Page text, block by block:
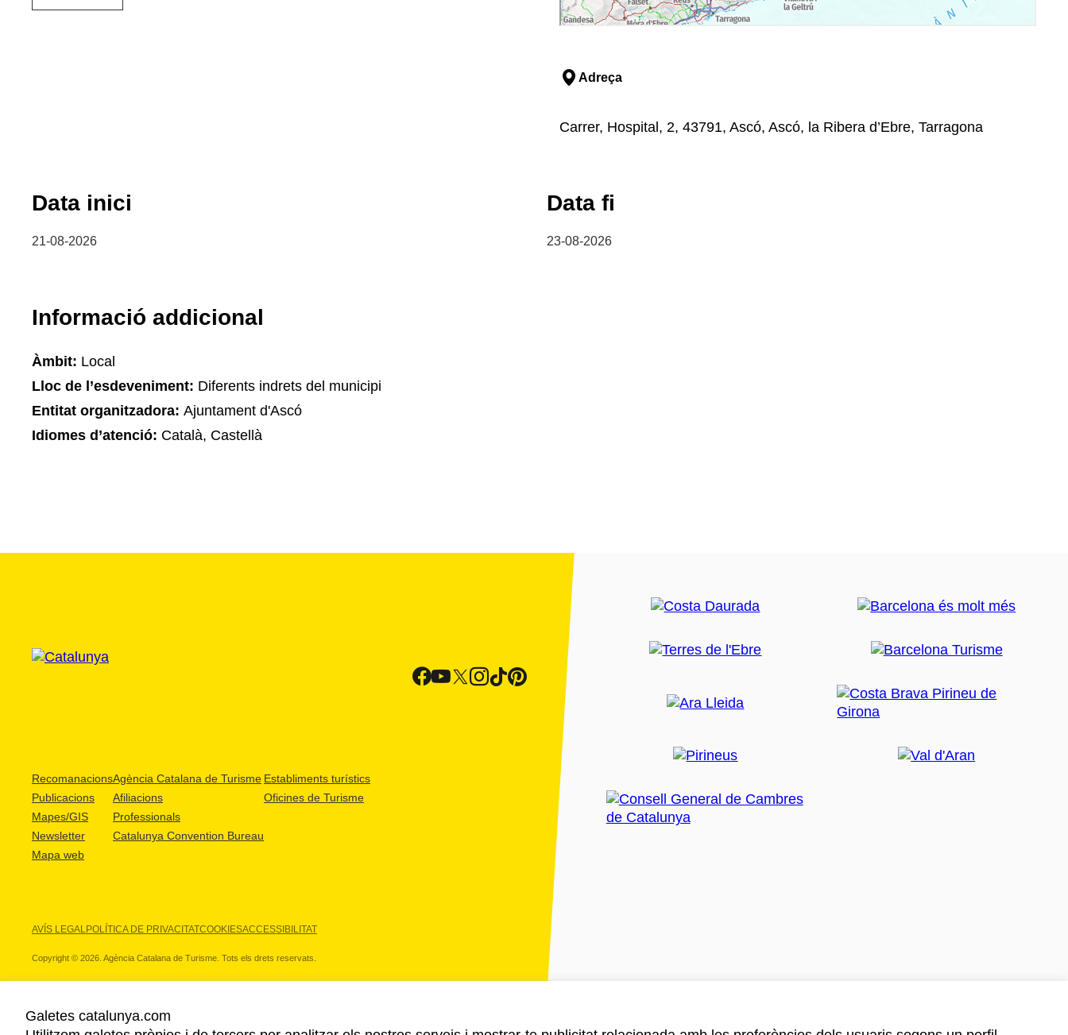
Adreça
Carrer, Hospital, 2, 43791, Ascó, Ascó, la Ribera d’Ebre, Tarragona
Data inici
21-08-2026
Data fi
23-08-2026
Informació addicional
Àmbit: Local
Lloc de l’esdeveniment: Diferents indrets del municipi
Entitat organitzadora: Ajuntament d'Ascó
Idiomes d’atenció: Català, Castellà
Recomanacions
Publicacions
Mapes/GIS
Newsletter
Mapa web
Agència Catalana de Turisme
Afiliacions
Professionals
Catalunya Convention Bureau
Establiments turístics
Oficines de Turisme
AVÍS LEGALPOLÍTICA DE PRIVACITATCOOKIESACCESSIBILITAT
Copyright © 2026. Agència Catalana de Turisme. Tots els drets reservats.
Galetes catalunya.com